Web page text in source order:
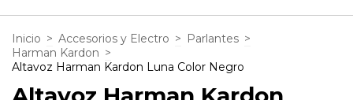
Inicio > Accesorios y Electro > Parlantes >
Harman Kardon >
Altavoz Harman Kardon Luna Color Negro